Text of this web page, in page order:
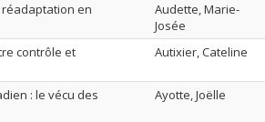
en
Audette, Marie-
Josée
contrôle et
Autixier, Cateline
: le vécu des
Ayotte, Joëlle